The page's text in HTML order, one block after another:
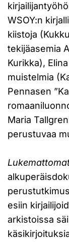
WSOY:n
kiistoja
tekijäasemia
Kurikka),
muistelmia
Pennasen
Maria
perustuvaa
esiin
arkistoissa